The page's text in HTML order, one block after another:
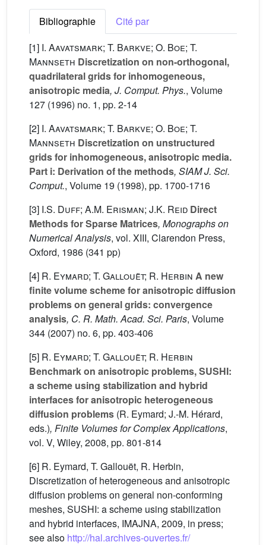
Bibliographie
Cité par
[1] I. Aavatsmark; T. Barkve; O. Boe; T.
Mannseth Discretization on non-orthogonal,
quadrilateral grids for inhomogeneous,
anisotropic media, J. Comput. Phys., Volume
127 (1996) no. 1, pp. 2-14
[2] I. Aavatsmark; T. Barkve; O. Boe; T.
Mannseth Discretization on unstructured
grids for inhomogeneous, anisotropic media.
Part i: Derivation of the methods, SIAM J. Sci.
Comput., Volume 19 (1998), pp. 1700-1716
[3] I.S. Duff; A.M. Erisman; J.K. Reid Direct
Methods for Sparse Matrices, Monographs on
Numerical Analysis, vol. XIII, Clarendon Press,
Oxford, 1986 (341 pp)
[4] R. Eymard; T. Gallouët; R. Herbin A new
finite volume scheme for anisotropic diffusion
problems on general grids: convergence
analysis, C. R. Math. Acad. Sci. Paris, Volume
344 (2007) no. 6, pp. 403-406
[5] R. Eymard; T. Gallouët; R. Herbin
Benchmark on anisotropic problems, SUSHI:
a scheme using stabilization and hybrid
interfaces for anisotropic heterogeneous
diffusion problems (R. Eymard; J.-M. Hérard,
eds.), Finite Volumes for Complex Applications,
vol. V, Wiley, 2008, pp. 801-814
[6] R. Eymard, T. Gallouët, R. Herbin,
Discretization of heterogeneous and anisotropic
diffusion problems on general non-conforming
meshes, SUSHI: a scheme using stabilization
and hybrid interfaces, IMAJNA, 2009, in press;
see also http://hal.archives-ouvertes.fr/